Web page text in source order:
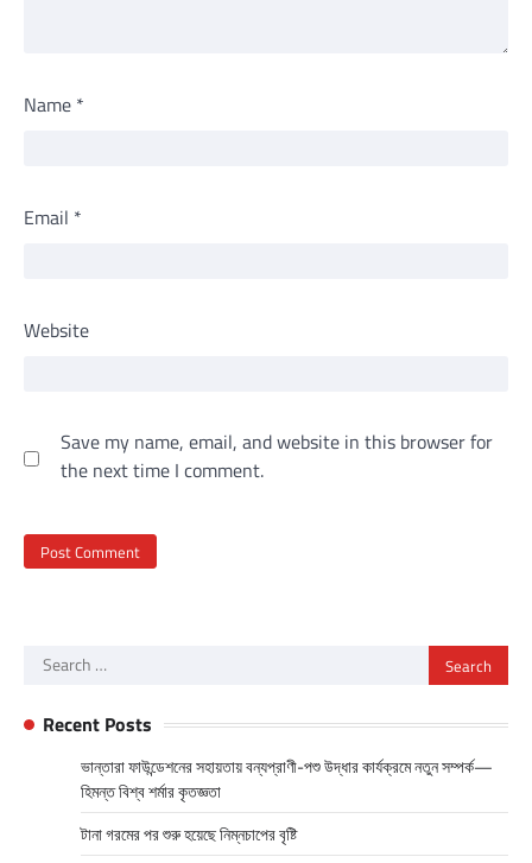
Name *
Email *
Website
Save my name, email, and website in this browser for
the next time I comment.
Search
Recent Posts
ভান্তারা ফাউন্ডেশনের সহায়তায় বন্যপ্রাণী-পশু উদ্ধার কার্যক্রমে নতুন সম্পর্ক—
হিমন্ত বিশ্ব শর্মার কৃতজ্ঞতা
টানা গরমের পর শুরু হয়েছে নিম্নচাপের বৃষ্টি